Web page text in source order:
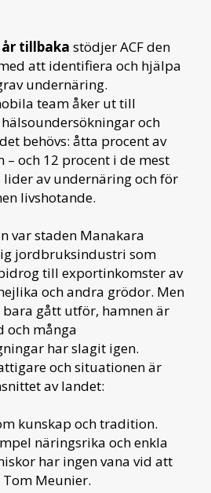
tillbaka stödjer ACF den
att identifiera och hjälpa
undernäring.
team åker ut till
och
behövs: åtta procent av
och 12 procent i de mest
lider av undernäring och för
livshotande.
var staden Manakara
jordbruksindustri som
till exportinkomster av
och andra grödor. Men
bara gått utför, hamnen är
och många
har slagit igen.
och situationen är
av landet:
kunskap och tradition.
näringsrika och enkla
har ingen vana vid att
Meunier.